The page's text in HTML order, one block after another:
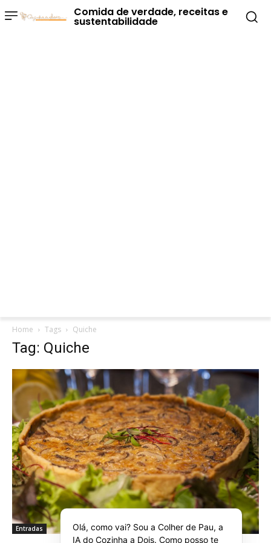
Comida de verdade, receitas e
sustentabilidade
Home Tags Quiche
Tag: Quiche
Entradas
Olá, como vai? Sou a Colher de Pau, a
IA do Cozinha a Dois. Como posso te